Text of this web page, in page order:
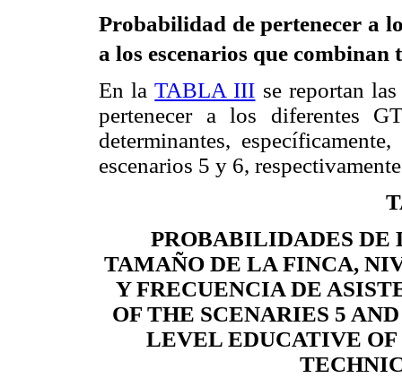
Probabilidad de pertenecer a
a los escenarios que
En laTABLA III se reportan
pertenecer a los diferentes
determinantes,
escenarios 5 y 6,
PROBABILIDADES DE
TAMAÑO DE LA FINCA,
Y FRECUENCIA DE
OF THE SCENARIES 5
LEVEL EDUCATIVE OF